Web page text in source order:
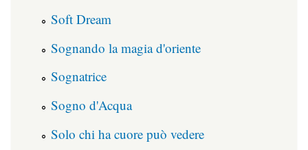
Soft Dream
Sognando la magia d'oriente
Sognatrice
Sogno d'Acqua
Solo chi ha cuore può vedere